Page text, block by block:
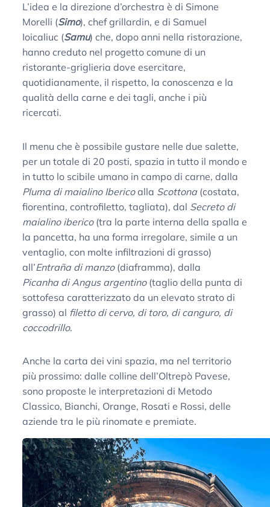
L’idea e la direzione d’orchestra è di Simone
Morelli (Simo), chef grillardin, e di Samuel
Ioicaliuc (Samu) che, dopo anni nella ristorazione,
hanno creduto nel progetto comune di un
ristorante-griglieria dove esercitare,
quotidianamente, il rispetto, la conoscenza e la
qualità della carne e dei tagli, anche i più
ricercati.
Il menu che è possibile gustare nelle due salette,
per un totale di 20 posti, spazia in tutto il mondo e
in tutto lo scibile umano in campo di carne, dalla
Pluma di maialino Ibericoalla Scottona(costata,
fiorentina, controfiletto, tagliata), dal Secreto di
maialino iberico(tra la parte interna della spalla e
la pancetta, ha una forma irregolare, simile a un
ventaglio, con molte infiltrazioni di grasso)
all’Entraña di manzo(diaframma), dalla
Picanha di Angus argentino(taglio della punta di
sottofesa caratterizzato da un elevato strato di
grasso) al filetto di cervo, di toro, di canguro, di
coccodrillo.
Anche la carta dei vini spazia, ma nel territorio
più prossimo: dalle colline dell’Oltrepò Pavese,
sono proposte le interpretazioni di Metodo
Classico, Bianchi, Orange, Rosati e Rossi, delle
aziende tra le più rinomate e premiate.